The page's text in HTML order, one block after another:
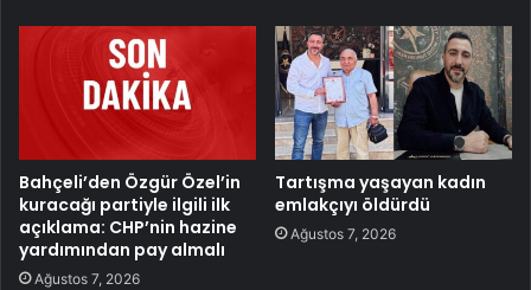
Bahçeli’den Özgür Özel’in
kuracağı partiyle ilgili ilk
açıklama: CHP’nin hazine
yardımından pay almalı
Ağustos 7, 2026
Tartışma yaşayan kadın
emlakçıyı öldürdü
Ağustos 7, 2026